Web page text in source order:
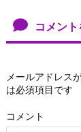
コメン
メールアドレス
は必須項目です
コメント